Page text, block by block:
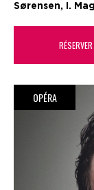
Sørensen, I.
RÉSERVER
OPÉRA